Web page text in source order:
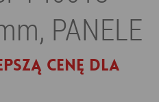
PANELE
cenę dla